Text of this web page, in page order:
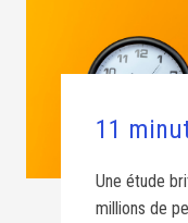
11
Une étude
millions de